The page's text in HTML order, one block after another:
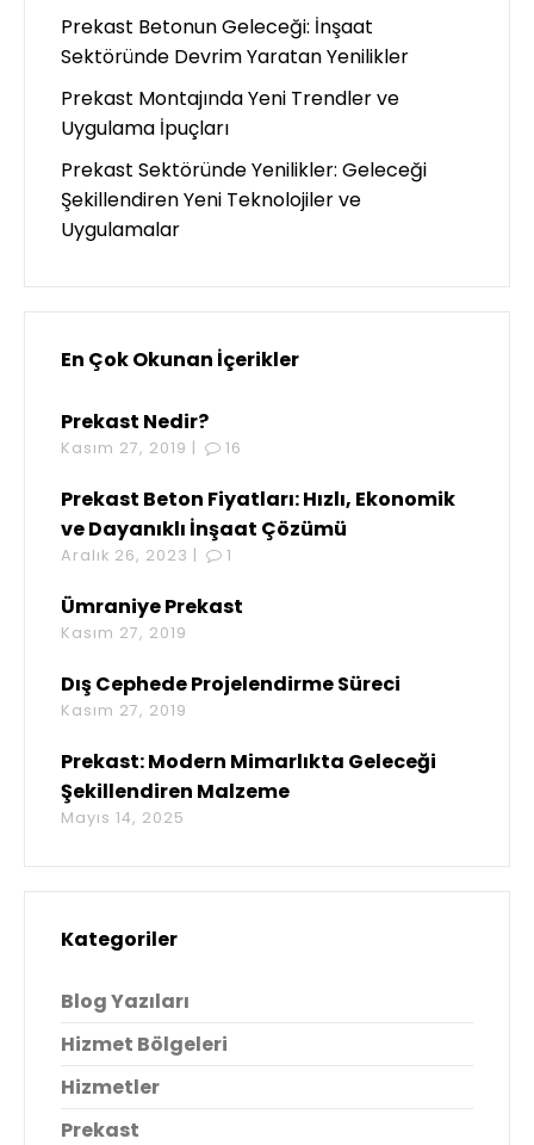
Prekast Betonun Geleceği: İnşaat
Sektöründe Devrim Yaratan Yenilikler
Prekast Montajında Yeni Trendler ve
Uygulama İpuçları
Prekast Sektöründe Yenilikler: Geleceği
Şekillendiren Yeni Teknolojiler ve
Uygulamalar
En Çok Okunan İçerikler
Prekast Nedir?
Kasım 27, 2019 | 16
Prekast Beton Fiyatları: Hızlı, Ekonomik
ve Dayanıklı İnşaat Çözümü
Aralık 26, 2023 | 1
Ümraniye Prekast
Kasım 27, 2019
Dış Cephede Projelendirme Süreci
Kasım 27, 2019
Prekast: Modern Mimarlıkta Geleceği
Şekillendiren Malzeme
Mayıs 14, 2025
Kategoriler
Blog Yazıları
Hizmet Bölgeleri
Hizmetler
Prekast